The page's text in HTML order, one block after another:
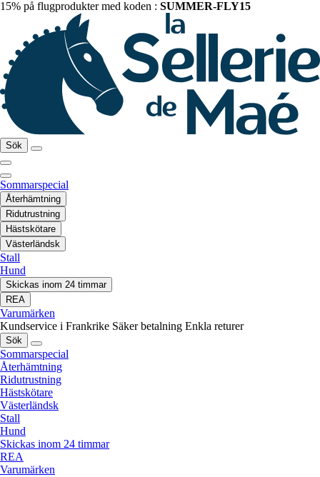
15% på flugprodukter med koden : SUMMER-FLY15
Sök
Sommarspecial
Återhämtning
Ridutrustning
Hästskötare
Västerländsk
Stall
Hund
Skickas inom 24 timmar
REA
Varumärken
Kundservice i Frankrike Säker betalning Enkla returer
Sök
Sommarspecial
Återhämtning
Ridutrustning
Hästskötare
Västerländsk
Stall
Hund
Skickas inom 24 timmar
REA
Varumärken